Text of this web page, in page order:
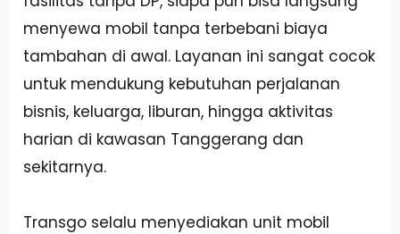
menyewa mobil tanpa terbebani biaya
tambahan di awal. Layanan ini sangat cocok
untuk mendukung kebutuhan perjalanan
bisnis, keluarga, liburan, hingga aktivitas
harian di kawasan Tanggerang dan
sekitarnya.
Transgo selalu menyediakan unit mobil